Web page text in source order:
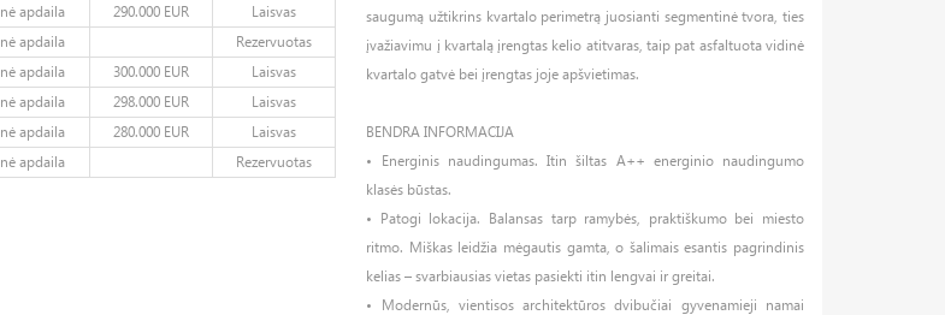
apdaila 290.000 EUR
Laisvas
apdaila
Rezervuotas
apdaila 300.000 EUR
Laisvas
apdaila 298.000 EUR
Laisvas
apdaila 280.000 EUR
Laisvas
apdaila Rezervuotas
saugumą užtikrins kvartalo perimetrą juosianti segmentinė tvora, ties
įvažiavimu į kvartalą įrengtas kelio atitvaras, taip pat asfaltuota vidinė
kvartalo gatvė bei įrengtas joje apšvietimas.
BENDRA INFORMACIJA
• Energinis naudingumas. Itin šiltas A++ energinio naudingumo
klasės būstas.
• Patogi lokacija. Balansas tarp ramybės, praktiškumo bei miesto
ritmo. Miškas leidžia mėgautis gamta, o šalimais esantis pagrindinis
kelias – svarbiausias vietas pasiekti itin lengvai ir greitai.
• Modernūs, vientisos architektūros dvibučiai gyvenamieji namai